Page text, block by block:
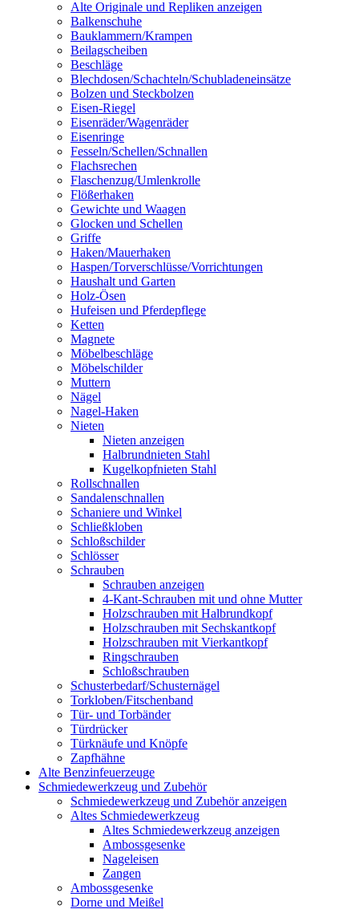
Alte Originale und Repliken anzeigen
Balkenschuhe
Bauklammern/Krampen
Beilagscheiben
Beschläge
Blechdosen/Schachteln/Schubladeneinsätze
Bolzen und Steckbolzen
Eisen-Riegel
Eisenräder/Wagenräder
Eisenringe
Fesseln/Schellen/Schnallen
Flachsrechen
Flaschenzug/Umlenkrolle
Flößerhaken
Gewichte und Waagen
Glocken und Schellen
Griffe
Haken/Mauerhaken
Haspen/Torverschlüsse/Vorrichtungen
Haushalt und Garten
Holz-Ösen
Hufeisen und Pferdepflege
Ketten
Magnete
Möbelbeschläge
Möbelschilder
Muttern
Nägel
Nagel-Haken
Nieten
Nieten anzeigen
Halbrundnieten Stahl
Kugelkopfnieten Stahl
Rollschnallen
Sandalenschnallen
Schaniere und Winkel
Schließkloben
Schloßschilder
Schlösser
Schrauben
Schrauben anzeigen
4-Kant-Schrauben mit und ohne Mutter
Holzschrauben mit Halbrundkopf
Holzschrauben mit Sechskantkopf
Holzschrauben mit Vierkantkopf
Ringschrauben
Schloßschrauben
Schusterbedarf/Schusternägel
Torkloben/Fitschenband
Tür- und Torbänder
Türdrücker
Türknäufe und Knöpfe
Zapfhähne
Alte Benzinfeuerzeuge
Schmiedewerkzeug und Zubehör
Schmiedewerkzeug und Zubehör anzeigen
Altes Schmiedewerkzeug
Altes Schmiedewerkzeug anzeigen
Ambossgesenke
Nageleisen
Zangen
Ambossgesenke
Dorne und Meißel